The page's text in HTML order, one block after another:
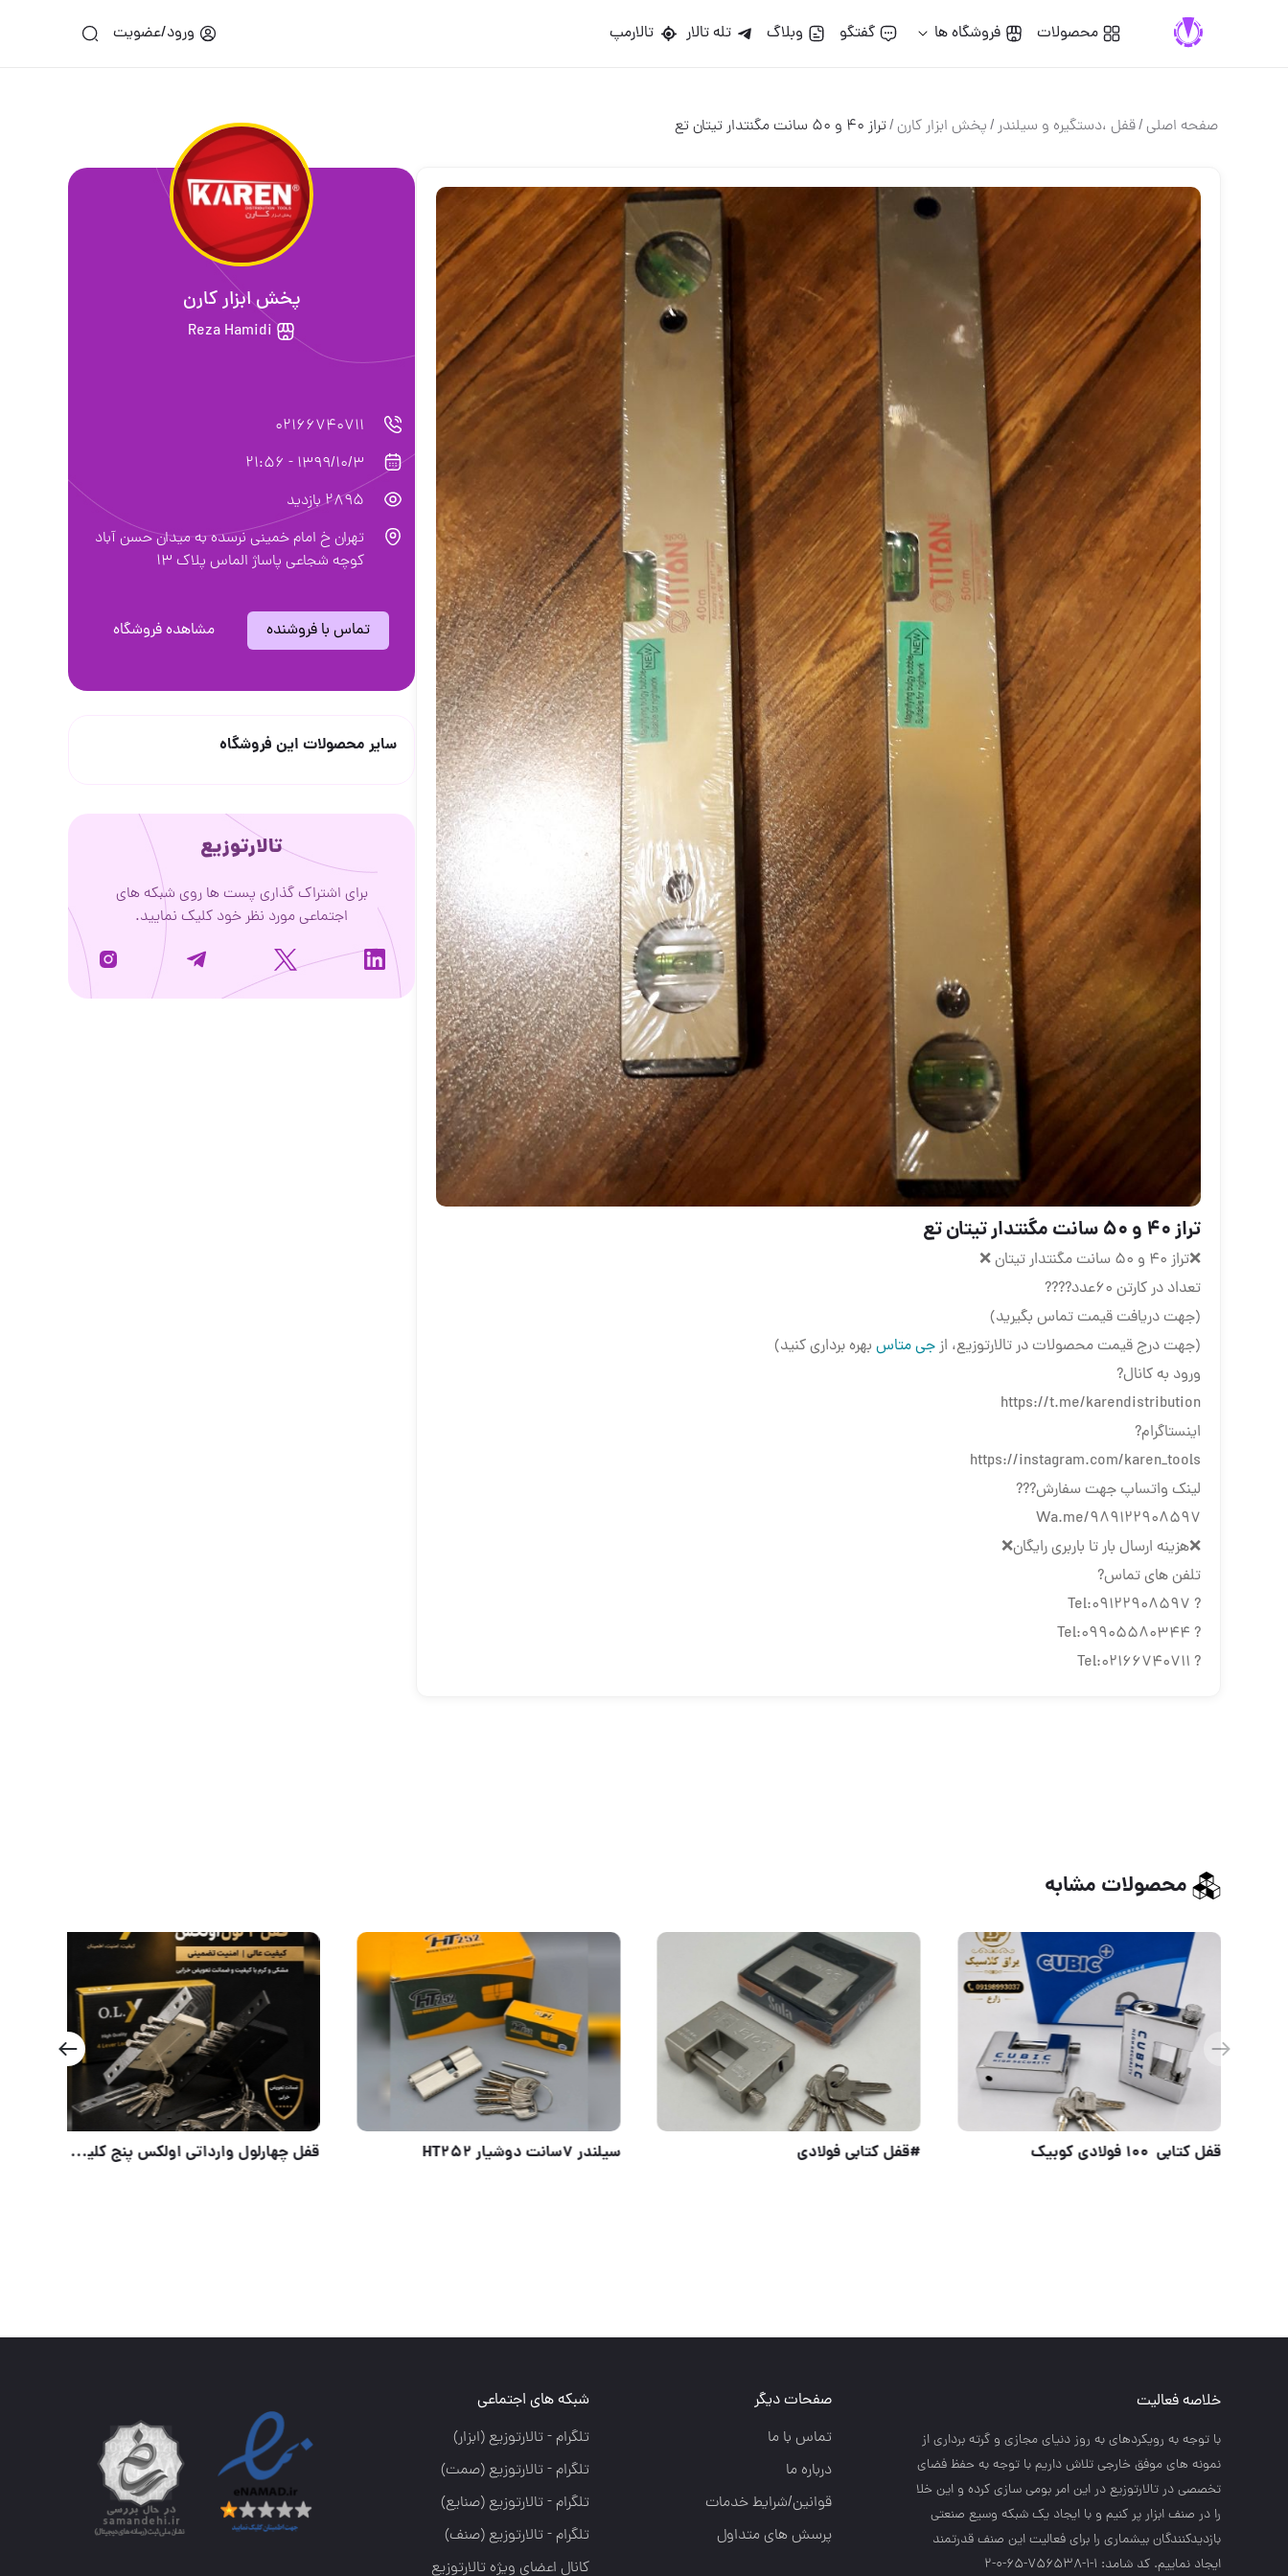
محصولات فروشگاه ها گفتگو وبلاگ تله تالار تالارمپ ورود/عضویت
صفحه اصلی/قفل ،دستگيره و سيلندر/پخش ابزار کارن /تراز 40 و 50 سانت مگنتدار تیتان تع
تراز 40 و 50 سانت مگنتدار تیتان تع
❌تراز 40 و 50 سانت مگنتدار تیتان ❌
تعداد در کارتن 60عدد????
(جهت دریافت قیمت تماس بگیرید)
(جهت درج قیمت محصولات در تالارتوزیع، ازجی متاس بهره برداری کنید)
ورود به کانال?
https://t.me/karendistribution
اینستاگرام?
https://instagram.com/karen_tools
لینک واتساپ جهت سفارش???
Wa.me/989122908597
❌هزینه ارسال بار تا باربری رایگان❌
تلفن های تماس?
? Tel:09122908597
? Tel:09905580344
? Tel:02166740711
پخش ابزار کارن
Reza Hamidi
02166740711
1399/10/3 - 21:56
2895 بازدید
تهران خ امام خمینی نرسده به میدان حسن آباد
کوچه شجاعی پاساژ الماس پلاک ۱۳
تماس با فروشنده مشاهده فروشگاه
سایر محصولات این فروشگاه
تالارتوزیع
برای اشتراک گذاری پست ها روی شبکه های
اجتماعی مورد نظر خود کلیک نمایید.
محصولات مشابه
قفل کتابی برنجی گیلا قفل کتابی 100 فولادی کوبیک #قفل کتابی فولادی سیلندر ۷سانت دوشیار HT252
خلاصه فعالیت
با توجه به رويكردهاي به روز دنياي مجازي و گرته برداري از
نمونه هاي موفق خارجي تلاش داريم با توجه به حفظ فضاي
تخصصي در تالارتوزيع در اين امر بومي سازي كرده و اين خلا
را در صنف ابزار پر كنيم و با ايجاد يك شبكه وسيع صنعتي
بازديدكنندگان بيشماري را براي فعاليت اين صنف قدرتمند
ايجاد نماييم. کد شامد: 1-1-756538-65-0-2
صفحات دیگر
تماس با ما
درباره ما
قوانین/شرایط خدمات
پرسش های متداول
شبکه های اجتماعی
تلگرام - تالارتوزيع (ابزار)
تلگرام - تالارتوزيع (صمت)
تلگرام - تالارتوزيع (صنايع)
تلگرام - تالارتوزیع (صنف)
کانال اعضای ویژه تالارتوزیع